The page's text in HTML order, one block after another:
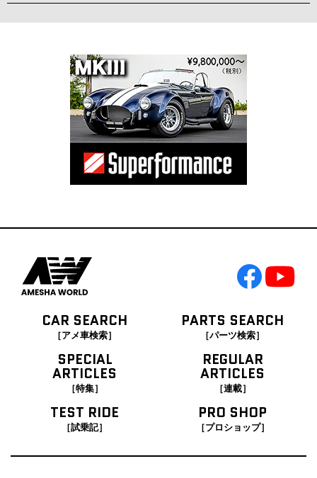
CAR SEARCH
［アメ車検索］
PARTS SEARCH
［パーツ検索］
SPECIAL
ARTICLES
［特集］
REGULAR
ARTICLES
［連載］
TEST RIDE
［試乗記］
PRO SHOP
［プロショップ］